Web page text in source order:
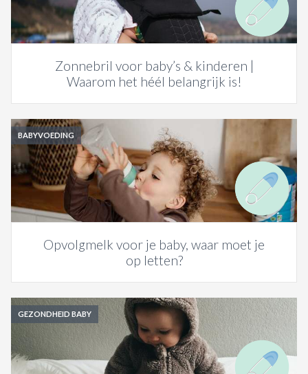
Zonnebril voor baby’s & kinderen |
Waarom het héél belangrijk is!
BABYVOEDING
Opvolgmelk voor je baby, waar moet je
op letten?
GEZONDHEID BABY